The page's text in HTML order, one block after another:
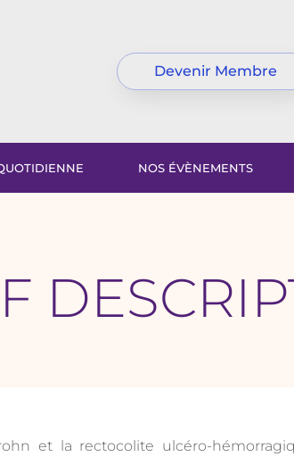
Devenir Membre
NOS ÉVÈNEMENTS
et la rectocolite ulcéro-